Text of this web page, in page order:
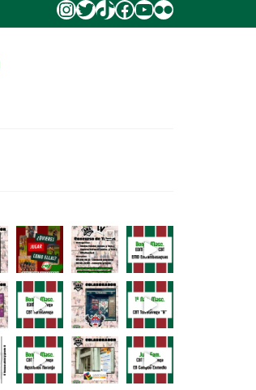
Instagram
Twitter
TikTokFacebook
YouTube
Flickr